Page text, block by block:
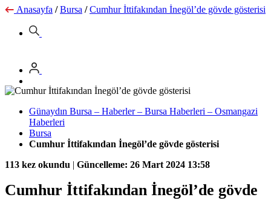
Anasayfa / Bursa / Cumhur İttifakından İnegöl’de gövde gösterisi
Günaydın Bursa – Haberler – Bursa Haberleri – Osmangazi
Haberleri
Bursa
Cumhur İttifakından İnegöl’de gövde gösterisi
113 kez okundu | Güncelleme: 26 Mart 2024 13:58
Cumhur İttifakından İnegöl’de gövde